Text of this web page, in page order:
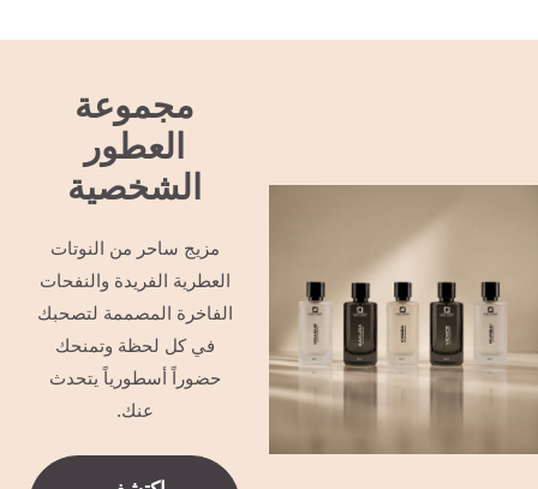
مجموعة
العطور
الشخصية
مزيج ساحر من النوتات
العطرية الفريدة والنفحات
الفاخرة المصممة لتصحبك
في كل لحظة وتمنحك
حضوراً أسطورياً يتحدث
عنك.